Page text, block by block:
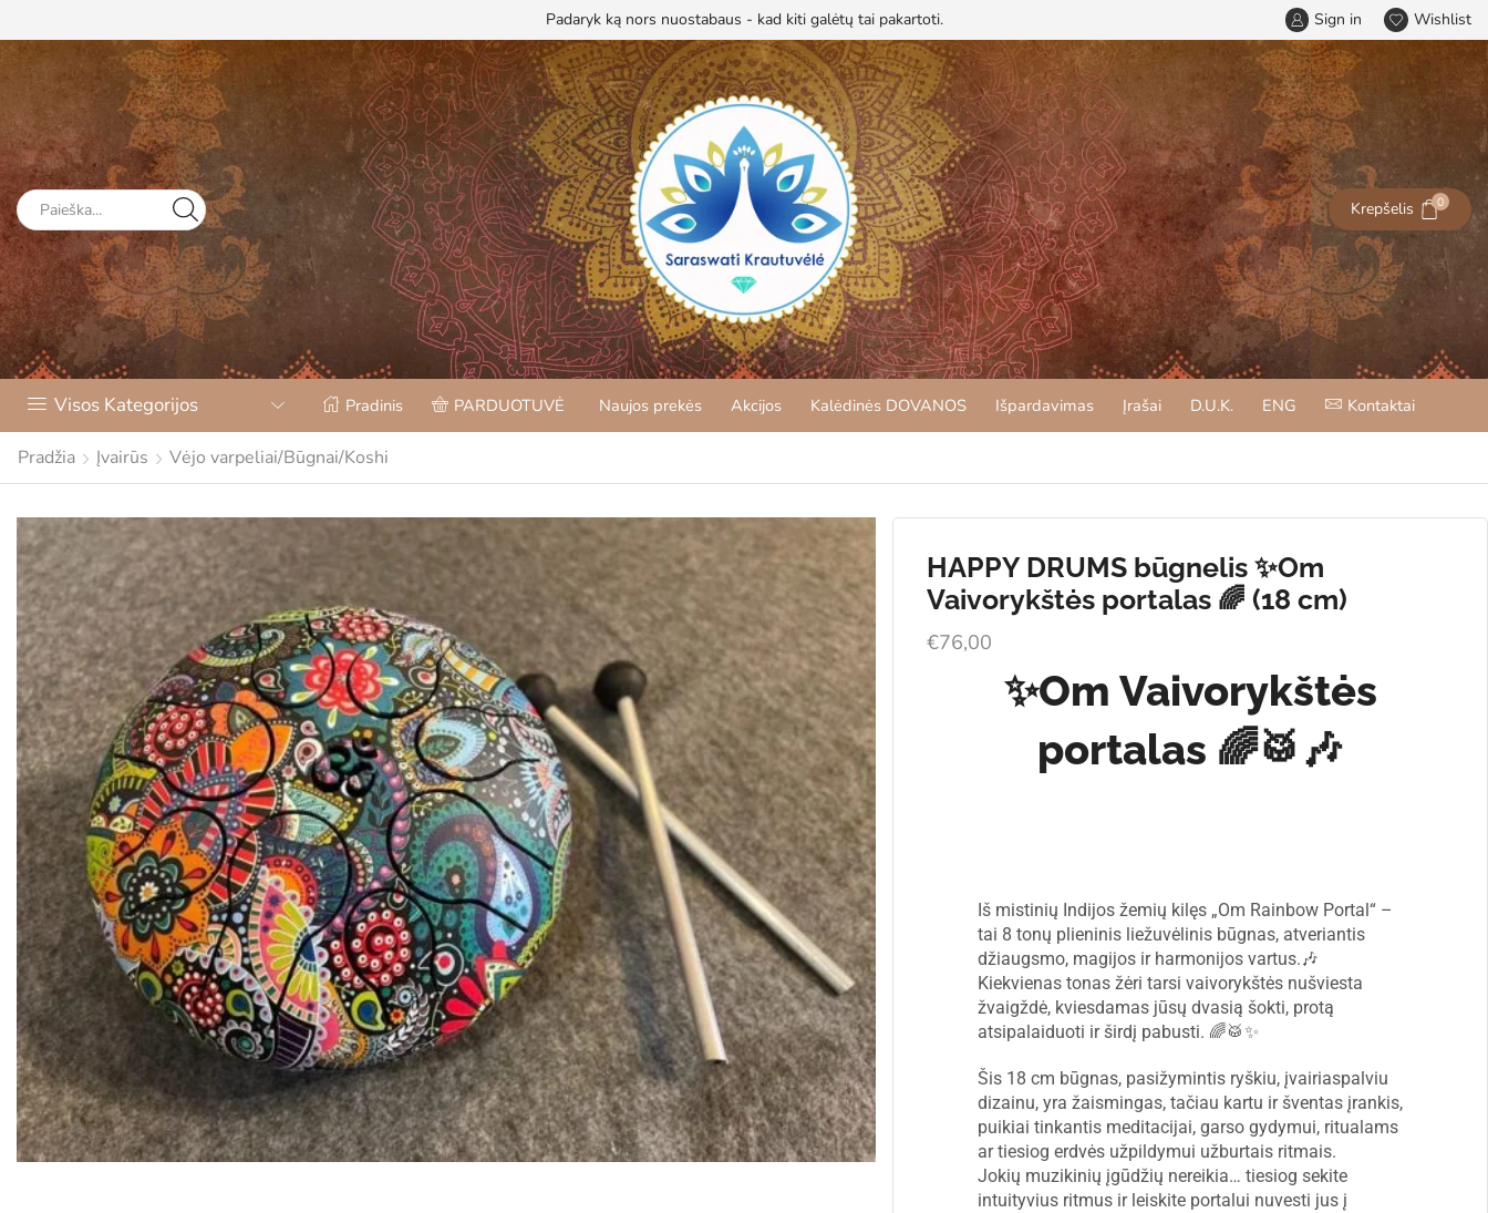
Padaryk ką nors nuostabaus - kad kiti galėtų tai pakartoti. Sign in Wishlist
Krepšelis 0
Visos Kategorijos Pradinis PARDUOTUVĖ Naujos prekės Akcijos Kalėdinės DOVANOS Išpardavimas Įrašai D.U.K. ENG Kontaktai
Pradžia Įvairūs Vėjo varpeliai/Būgnai/Koshi
HAPPY DRUMS būgnelis ✨Om
Vaivorykštės portalas 🌈 (18 cm)
€76,00
✨Om Vaivorykštės
portalas 🌈🥁🎶
Iš mistinių Indijos žemių kilęs „Om Rainbow Portal“ –
tai 8 tonų plieninis liežuvėlinis būgnas, atveriantis
džiaugsmo, magijos ir harmonijos vartus.🎶
Kiekvienas tonas žėri tarsi vaivorykštės nušviesta
žvaigždė, kviesdamas jūsų dvasią šokti, protą
atsipalaiduoti ir širdį pabusti. 🌈🥁✨
Šis 18 cm būgnas, pasižymintis ryškiu, įvairiaspalviu
dizainu, yra žaismingas, tačiau kartu ir šventas įrankis,
puikiai tinkantis meditacijai, garso gydymui, ritualams
ar tiesiog erdvės užpildymui užburtais ritmais.
Jokių muzikinių įgūdžių nereikia… tiesiog sekite
intuityvius ritmus ir leiskite portalui nuvesti jus į